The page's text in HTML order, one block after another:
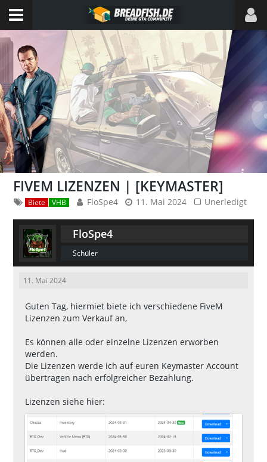
FIVEM LIZENZEN | [KEYMASTER]
Biete VHB FloSpe4 11. Mai 2024 Unerledigt
FloSpe4
Schüler
11. Mai 2024
Guten Tag, hiermiet biete ich verschiedene FiveM
Lizenzen zum Verkauf an,
Es können alle oder einzelne Lizenzen erworben
werden.
Die Lizenzen werde ich auf euren Keymaster Account
übertragen nach erfolgreicher Bezahlung.
Lizenzen siehe hier: